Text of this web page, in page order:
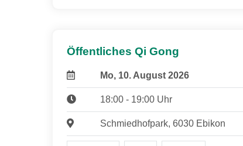
Öffentliches Qi Gong
Mo, 10. August 2026
18:00 - 19:00 Uhr
Schmiedhofpark, 6030 Ebikon